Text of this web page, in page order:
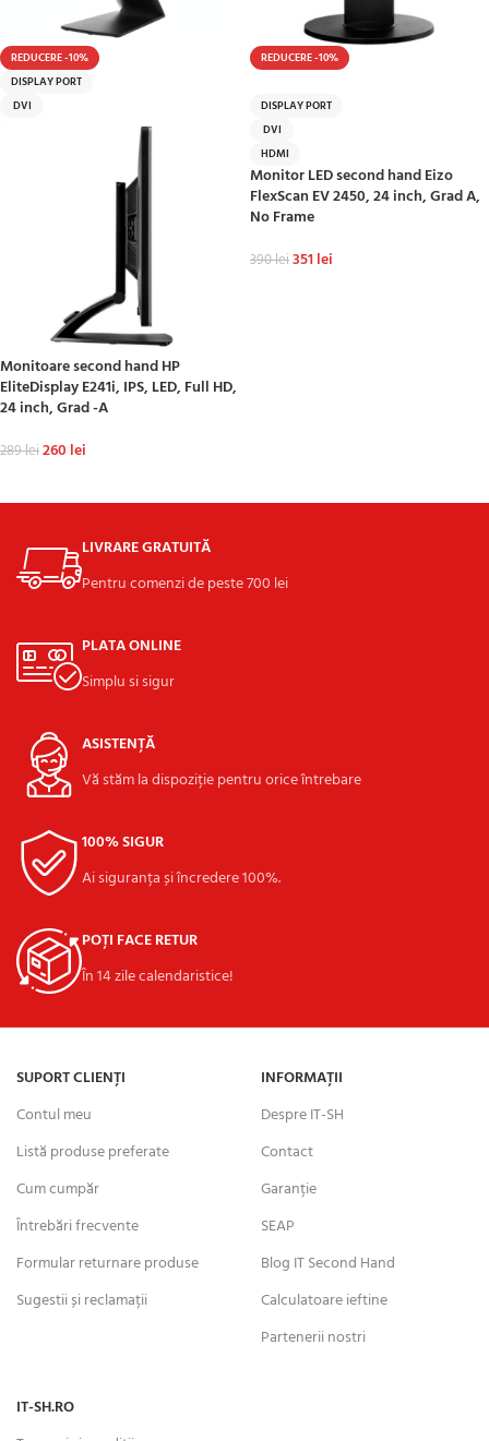
REDUCERE -10%
DISPLAY PORT
DVI
Monitoare second hand HP
EliteDisplay E241i, IPS, LED, Full HD,
24 inch, Grad -A
289lei260 lei
REDUCERE -10%
DISPLAY PORT
DVI
HDMI
Monitor LED second hand Eizo
FlexScan EV 2450, 24 inch, Grad A,
No Frame
390lei351 lei
LIVRARE GRATUITĂ
Pentru comenzi de peste 700 lei
PLATA ONLINE
Simplu si sigur
ASISTENȚĂ
Vă stăm la dispoziție pentru orice întrebare
100% SIGUR
Ai siguranța și încredere 100%.
POȚI FACE RETUR
În 14 zile calendaristice!
SUPORT CLIENȚI
Contul meu
Listă produse preferate
Cum cumpăr
Întrebări frecvente
Formular returnare produse
Sugestii și reclamații
INFORMAȚII
Despre IT-SH
Contact
Garanție
SEAP
Blog IT Second Hand
Calculatoare ieftine
Partenerii nostri
IT-SH.RO